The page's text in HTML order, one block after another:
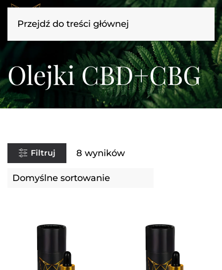
Przejdź do treści głównej
Olejki CBD+CBG
Filtruj 8 wyników